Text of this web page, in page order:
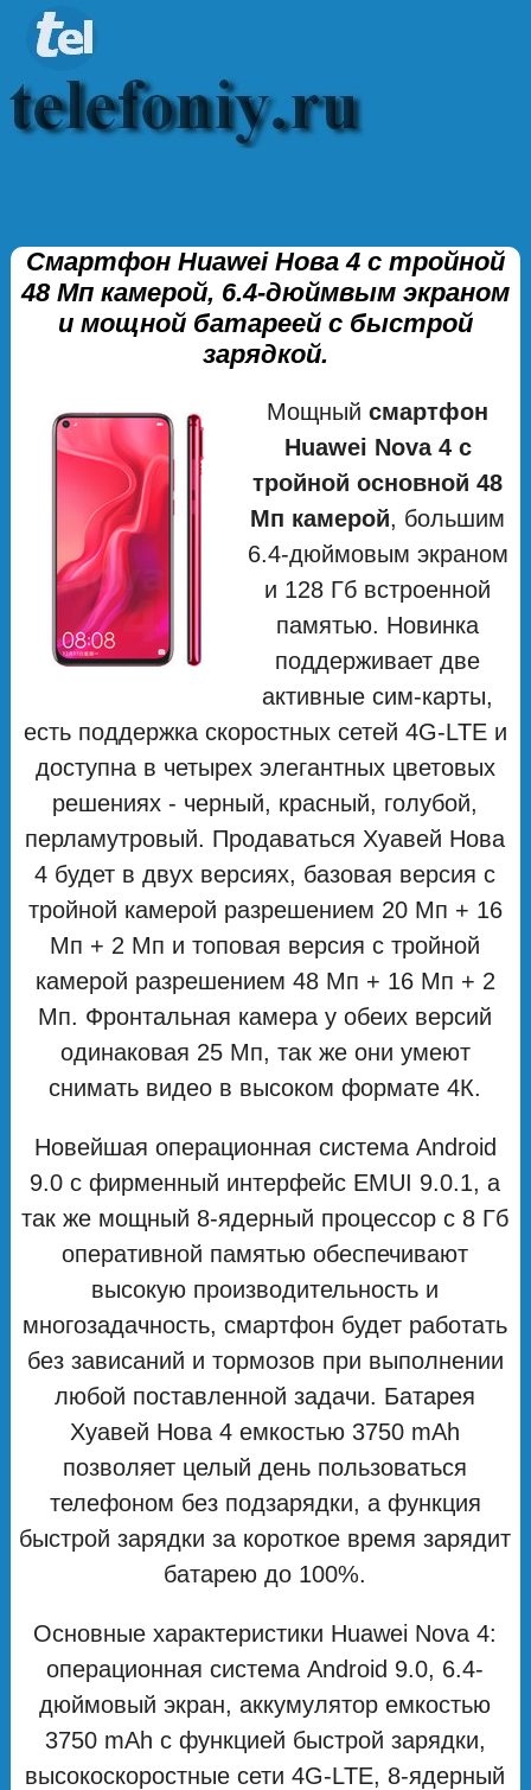
Смартфон Huawei Нова 4 с тройной
48 Мп камерой, 6.4-дюймвым экраном
и мощной батареей с быстрой
зарядкой.
Мощныйсмартфон
Huawei Nova 4 с
тройной основной 48
Мп камерой, большим
6.4-дюймовым экраном
и 128 Гб встроенной
памятью. Новинка
поддерживает две
активные сим-карты,
есть поддержка скоростных сетей 4G-LTE и
доступна в четырех элегантных цветовых
решениях - черный, красный, голубой,
перламутровый. Продаваться Хуавей Нова
4 будет в двух версиях, базовая версия с
тройной камерой разрешением 20 Мп + 16
Мп + 2 Мп и топовая версия с тройной
камерой разрешением 48 Мп + 16 Мп + 2
Мп. Фронтальная камера у обеих версий
одинаковая 25 Мп, так же они умеют
снимать видео в высоком формате 4К.
Новейшая операционная система Android
9.0 с фирменный интерфейс EMUI 9.0.1, а
так же мощный 8-ядерный процессор с 8 Гб
оперативной памятью обеспечивают
высокую производительность и
многозадачность, смартфон будет работать
без зависаний и тормозов при выполнении
любой поставленной задачи. Батарея
Хуавей Нова 4 емкостью 3750 mAh
позволяет целый день пользоваться
телефоном без подзарядки, а функция
быстрой зарядки за короткое время зарядит
батарею до 100%.
Основные характеристики Huawei Nova 4:
операционная система Android 9.0, 6.4-
дюймовый экран, аккумулятор емкостью
3750 mAh с функцией быстрой зарядки,
высокоскоростные сети 4G-LTE, 8-ядерный